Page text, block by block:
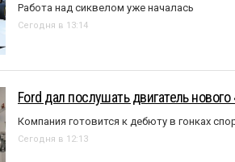
Работа над сиквелом уже началась
Сегодня в 13:14
Ford дал послушать двигатель нового
Компания готовится к дебюту в гонках
Сегодня в 12:13